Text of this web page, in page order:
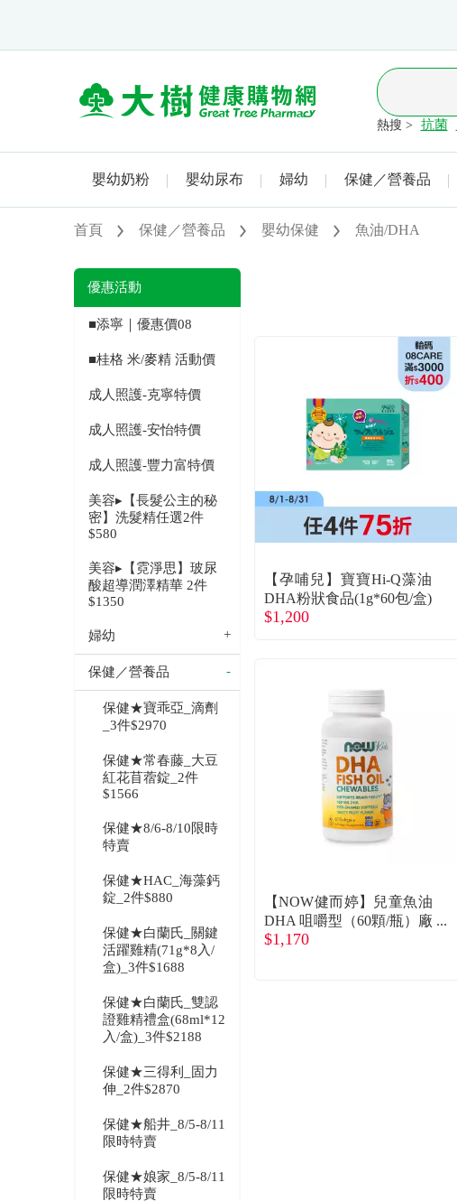
熱搜 > 抗菌
嬰幼奶粉 嬰幼尿布 婦幼 保健／營養品
首頁 保健／營養品 嬰幼保健 魚油/DHA
優惠活動
■添寧｜優惠價08
■桂格 米/麥精 活動價
成人照護-克寧特價
成人照護-安怡特價
成人照護-豐力富特價
美容▸【長髮公主的秘
密】洗髮精任選2件
$580
美容▸【霓淨思】玻尿
酸超導潤澤精華 2件
$1350
婦幼
保健／營養品
保健★寶乖亞_滴劑
_3件$2970
保健★常春藤_大豆
紅花苜蓿錠_2件
$1566
保健★8/6-8/10限時
特賣
保健★HAC_海藻鈣
錠_2件$880
保健★白蘭氏_關鍵
活躍雞精(71g*8入/
盒)_3件$1688
保健★白蘭氏_雙認
證雞精禮盒(68ml*12
入/盒)_3件$2188
保健★三得利_固力
伸_2件$2870
保健★船井_8/5-8/11
限時特賣
保健★娘家_8/5-8/11
限時特賣
【孕哺兒】寶寶Hi-Q藻油
DHA粉狀食品(1g*60包/盒)
$1,200
【NOW健而婷】兒童魚油
DHA 咀嚼型（60顆/瓶）廠
商直送
$1,170